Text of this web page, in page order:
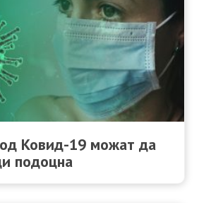
Ковид-19 можат да
подоцна